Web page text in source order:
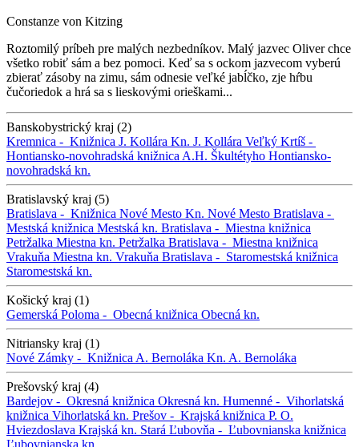
Constanze von Kitzing
Roztomilý príbeh pre malých nezbedníkov. Malý jazvec Oliver chce
všetko robiť sám a bez pomoci. Keď sa s ockom jazvecom vyberú
zbierať zásoby na zimu, sám odnesie veľké jabĺčko, zje hŕbu
čučoriedok a hrá sa s lieskovými orieškami...
Banskobystrický kraj (2)
Kremnica - Knižnica J. Kollára Kn. J. Kollára Veľký Krtíš -
Hontiansko-novohradská knižnica A.H. Škultétyho Hontiansko-
novohradská kn.
Bratislavský kraj (5)
Bratislava - Knižnica Nové Mesto Kn. Nové Mesto Bratislava -
Mestská knižnica Mestská kn. Bratislava - Miestna knižnica
Petržalka Miestna kn. Petržalka Bratislava - Miestna knižnica
Vrakuňa Miestna kn. Vrakuňa Bratislava - Staromestská knižnica
Staromestská kn.
Košický kraj (1)
Gemerská Poloma - Obecná knižnica Obecná kn.
Nitriansky kraj (1)
Nové Zámky - Knižnica A. Bernoláka Kn. A. Bernoláka
Prešovský kraj (4)
Bardejov - Okresná knižnica Okresná kn. Humenné - Vihorlatská
knižnica Vihorlatská kn. Prešov - Krajská knižnica P. O.
Hviezdoslava Krajská kn. Stará Ľubovňa - Ľubovnianska knižnica
Ľubovnianska kn.